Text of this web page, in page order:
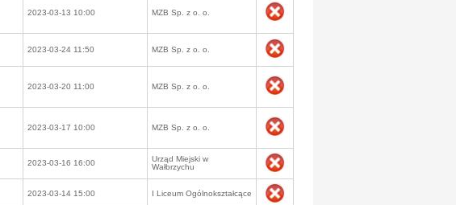
2023-03-13 10:00 MZB Sp. z o. o.
2023-03-24 11:50 MZB Sp. z o. o.
2023-03-20 11:00 MZB Sp. z o. o.
2023-03-17 10:00 MZB Sp. z o. o.
2023-03-16 16:00
Urząd Miejski w
Wałbrzychu
2023-03-14 15:00 I Liceum Ogólnokształcące